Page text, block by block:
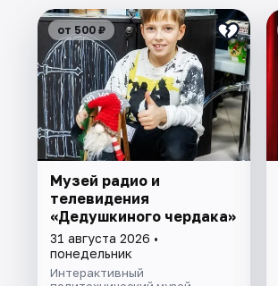
от 500 ₽
Музей радио и
телевидения
«Дедушкиного чердака»
31 августа 2026 •
понедельник
Интерактивный